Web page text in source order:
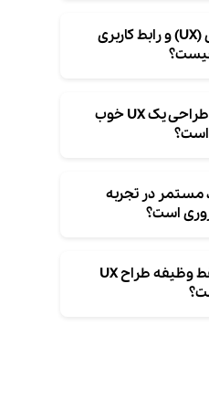
تفاوت تجربه کاربری (UX) و رابط کاربری
مهم‌ترین اصول در طراحی یک UX خوب
است؟
مستمر در تجربه
است؟
آیا تجربه کاربری فقط وظیفه طراح UX